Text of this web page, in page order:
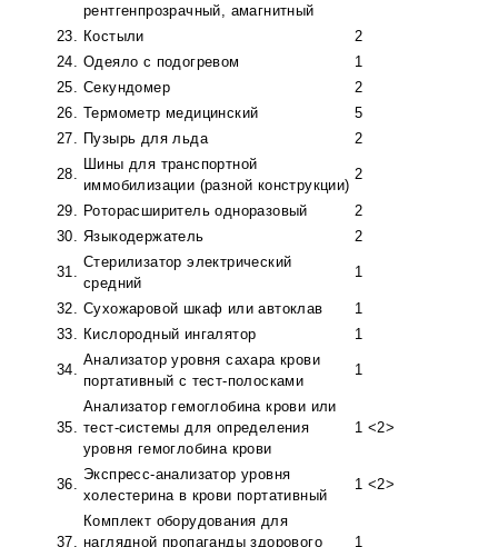
рентгенпрозрачный, амагнитный
23. Костыли
2
24. Одеяло с подогревом
1
25. Секундомер
2
26. Термометр медицинский
5
27. Пузырь для льда 2
28.
Шины для транспортной
иммобилизации (разной конструкции)
2
29. Роторасширитель одноразовый
2
30. Языкодержатель 2
31.
Стерилизатор электрический
средний
1
32. Сухожаровой шкаф или автоклав
1
33. Кислородный ингалятор 1
34.
Анализатор уровня сахара крови
портативный с тест-полосками
1
35.
Анализатор гемоглобина крови или
тест-системы для определения
уровня гемоглобина крови
1 <2>
36.
Экспресс-анализатор уровня
холестерина в крови портативный
1 <2>
37.
Комплект оборудования для
наглядной пропаганды здорового
1